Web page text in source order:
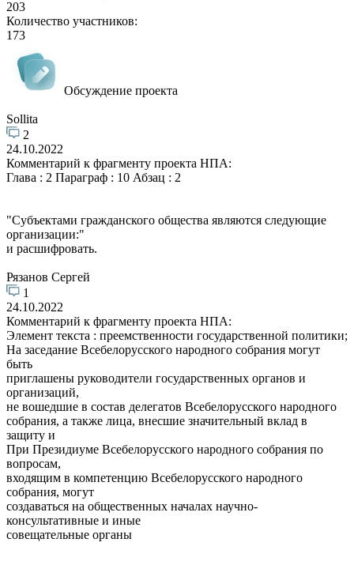
203
Количество участников:
173
Обсуждение проекта
Sollita
2
24.10.2022
Комментарий к фрагменту проекта НПА:
Глава : 2 Параграф : 10 Абзац : 2
"Субъектами гражданского общества являются следующие
организации:"
и расшифровать.
Рязанов Сергей
1
24.10.2022
Комментарий к фрагменту проекта НПА:
Элемент текста : преемственности государственной политики;
На заседание Всебелорусского народного собрания могут
быть
приглашены руководители государственных органов и
организаций,
не вошедшие в состав делегатов Всебелорусского народного
собрания, а также лица, внесшие значительный вклад в
защиту и
При Президиуме Всебелорусского народного собрания по
вопросам,
входящим в компетенцию Всебелорусского народного
собрания, могут
создаваться на общественных началах научно-
консультативные и иные
совещательные органы